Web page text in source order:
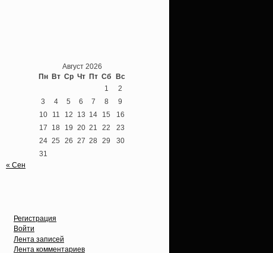
Август 2026
Пн Вт Ср Чт Пт Сб Вс
1
2
3
4 5 6 7 8
9
10
11 12 13 14 15
16
17
18 19 20 21 22
23
24 25 26 27 28 29
30
31
« Сен
Регистрация
Войти
Лента записей
Лента комментариев